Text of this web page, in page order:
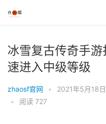
冰雪复古传奇手
速进入中级等级
zhaosf官网 • 2021年5月18
•
阅读 727